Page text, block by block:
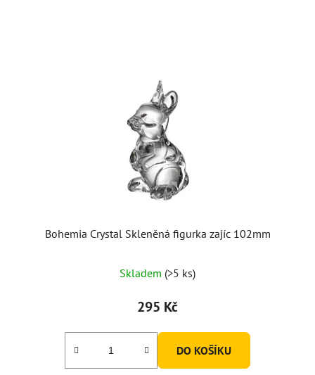
Bohemia Crystal Skleněná figurka zajíc 102mm
Skladem (>5 ks)
295 Kč
DO KOŠÍKU